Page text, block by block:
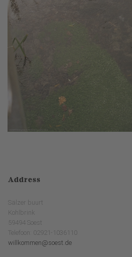
Address
Sälzer buurt
Kohlbrink
59494 Soest
Telefoon: 02921-1036110
willkommen@soest.de